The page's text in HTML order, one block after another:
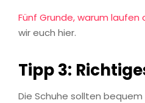
Fünf Grunde, warum laufen
wir euch hier.
Tipp 3:
Die Schuhe sollten